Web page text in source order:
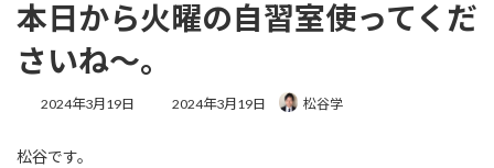
本日から火曜の自習室使ってくだ
さいね～。
2024年3月19日
最
2024年3月19日 松谷学
松谷です。